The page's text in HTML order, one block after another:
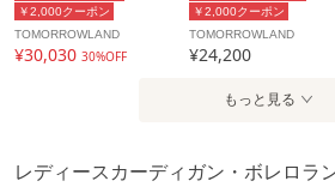
￥2,000クーポン
TOMORROWLAND
¥30,030 30%OFF
￥2,000クーポン
TOMORROWLAND
¥24,200
もっと見る
レディースカーディガン・ボレロラ